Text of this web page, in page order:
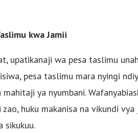
kwa Jamii
upatikanaji wa pesa taslimu
pesa taslimu mara nyingi
ya nyumbani.
huku makanisa na vikundi
sikukuu.